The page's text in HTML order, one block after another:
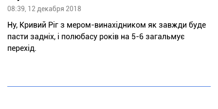
08:39, 12 декабря 2018
Ну, Кривий Ріг з мером-винахідником як завжди буде
пасти задніх, і полюбасу років на 5-6 загальмує
перехід.